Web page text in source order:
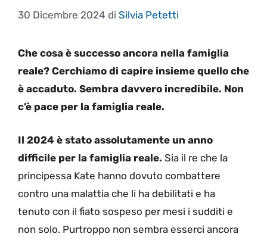
30 Dicembre 2024 di Silvia Petetti
Che cosa è successo ancora nella famiglia
reale? Cerchiamo di capire insieme quello che
è accaduto. Sembra davvero incredibile. Non
c’è pace per la famiglia reale.
Il 2024 è stato assolutamente un anno
difficile per la famiglia reale. Sia il re che la
principessa Kate hanno dovuto combattere
contro una malattia che li ha debilitati e ha
tenuto con il fiato sospeso per mesi i sudditi e
non solo. Purtroppo non sembra esserci ancora